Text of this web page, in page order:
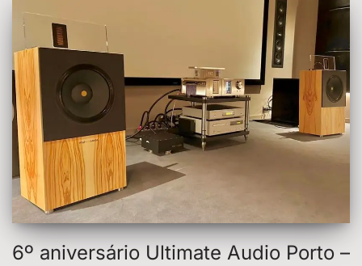
6º aniversário Ultimate Audio Porto –